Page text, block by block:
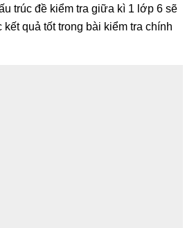
trúc đề kiểm tra giữa kì 1 lớp 6 sẽ
quả tốt trong bài kiểm tra chính